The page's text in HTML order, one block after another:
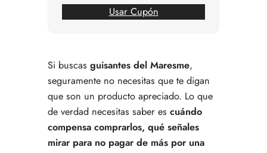
Usar Cupón
Si buscas guisantes del Maresme,
seguramente no necesitas que te digan
que son un producto apreciado. Lo que
de verdad necesitas saber es cuándo
compensa comprarlos, qué señales
mirar para no pagar de más por una